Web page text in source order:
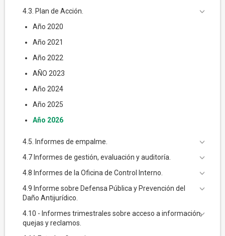
4.3. Plan de Acción.
Año 2020
Año 2021
Año 2022
AÑO 2023
Año 2024
Año 2025
Año 2026
4.5. Informes de empalme.
4.7 Informes de gestión, evaluación y auditoría.
4.8 Informes de la Oficina de Control Interno.
4.9 Informe sobre Defensa Pública y Prevención del
Daño Antijurídico.
4.10 - Informes trimestrales sobre acceso a información,
quejas y reclamos.